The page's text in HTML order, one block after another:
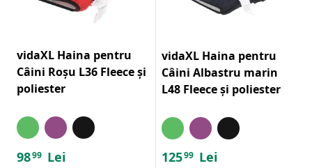
vidaXL Haina pentru
Câini Roșu L36 Fleece și
poliester
9899 Lei
vidaXL Haina pentru
Câini Albastru marin
L48 Fleece și poliester
12599 Lei